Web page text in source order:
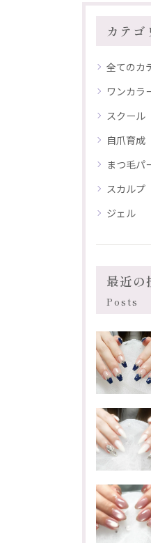
カテゴ
全てのカ
ワンカラ
スクール
自爪育成
まつ毛パ
スカルプ
ジェル
最近の
Posts